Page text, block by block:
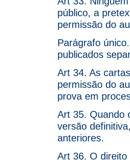
público, a
permissão do
Parágrafo
publicados
Art 34. As
permissão do
prova em
Art 35. Quando
versão
anteriores.
Art 36. O direito